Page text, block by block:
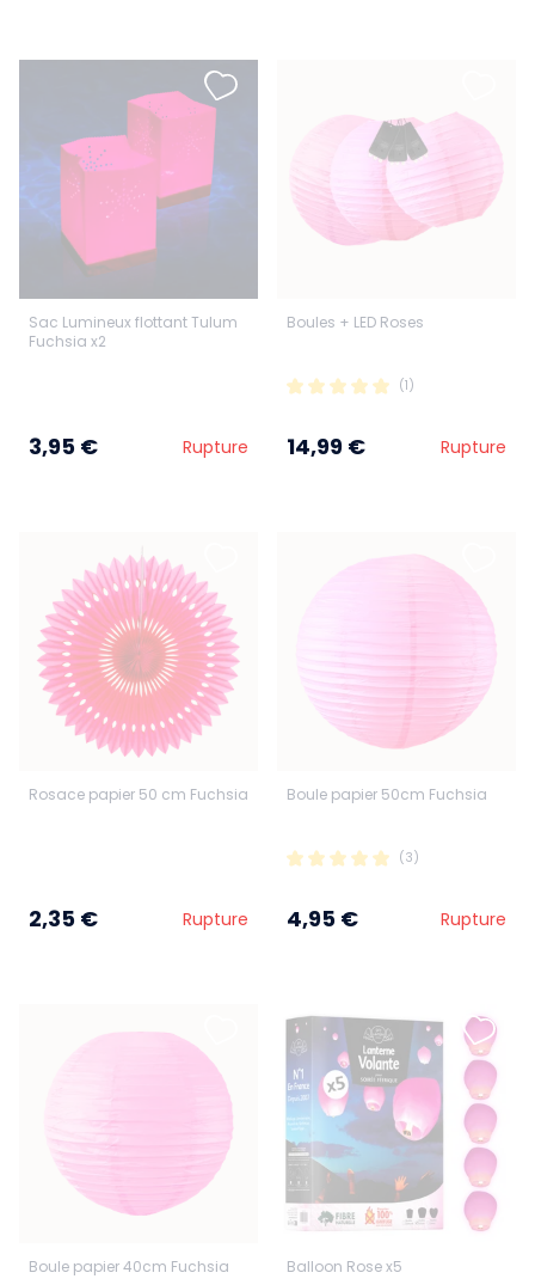
Sac Lumineux flottant Tulum
Fuchsia x2
3,95 € Rupture
Boules + LED Roses
(1)
14,99 € Rupture
Rosace papier 50 cm Fuchsia
2,35 € Rupture
Boule papier 50cm Fuchsia
(3)
4,95 € Rupture
Boule papier 40cm Fuchsia Balloon Rose x5